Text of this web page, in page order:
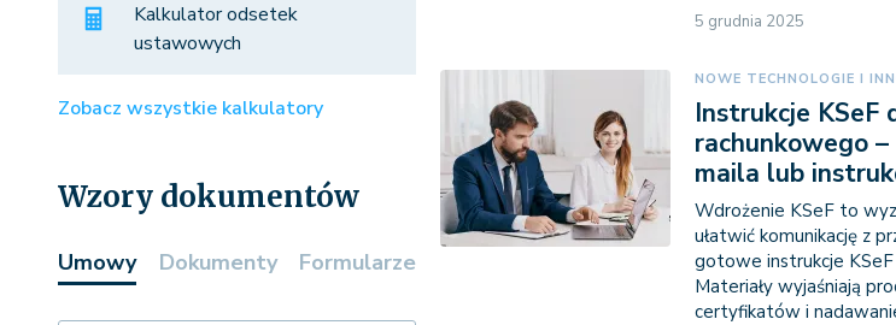
Kalkulator odsetek
ustawowych
Zobacz wszystkie kalkulatory
Wzory dokumentów
Umowy Dokumenty Formularze
5 grudnia 2025
NOWE TECHNOLOGIE I
Instrukcje
rachunkowego
maila lub
Wdrożenie KSeF to
ułatwić komunikację z
gotowe instrukcje
Materiały wyjaśniają
certyfikatów i